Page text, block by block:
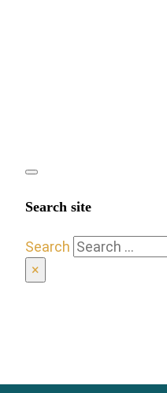
Search site
Search
×